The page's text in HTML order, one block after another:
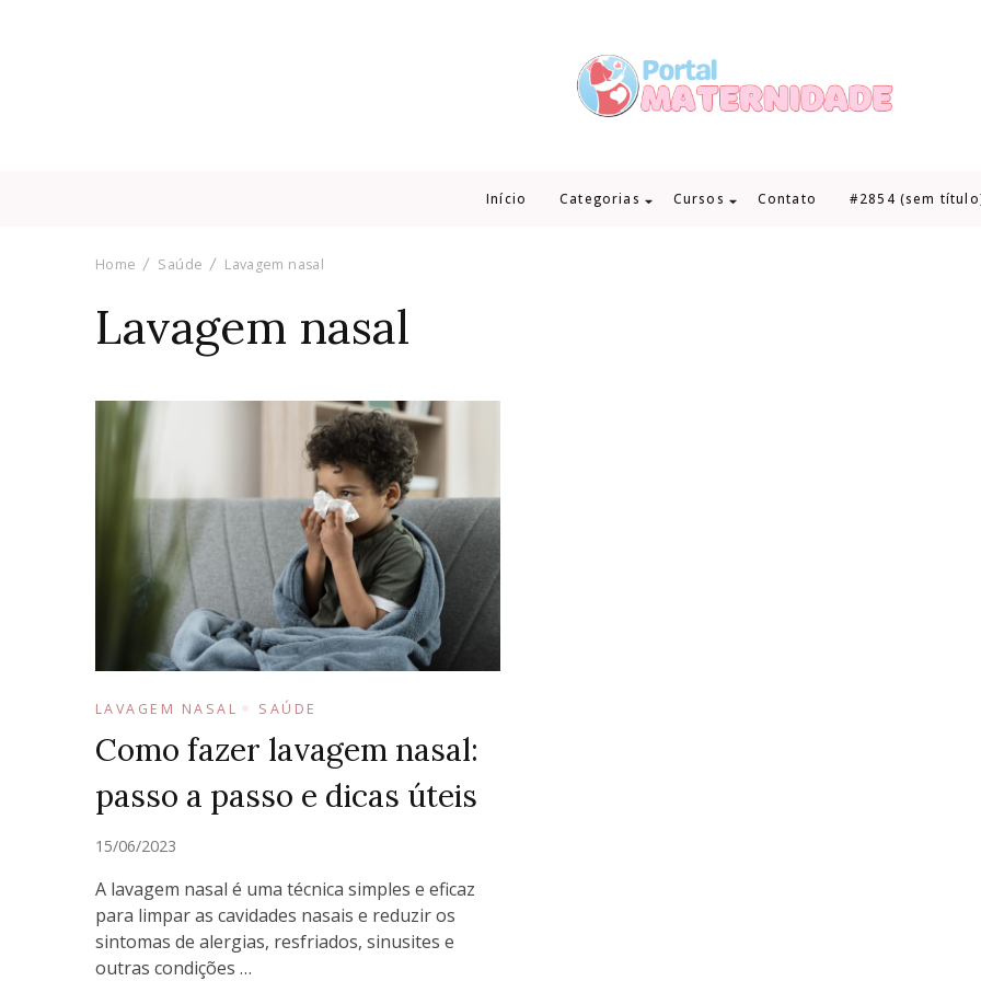
Início Categorias Cursos Contato #2854 (sem
Home Saúde Lavagem nasal
Lavagem nasal
LAVAGEM NASAL SAÚDE
Como fazer lavagem nasal:
passo a passo e dicas úteis
15/06/2023
A lavagem nasal é uma técnica simples e eficaz
para limpar as cavidades nasais e reduzir os
sintomas de alergias, resfriados, sinusites e
outras condições …